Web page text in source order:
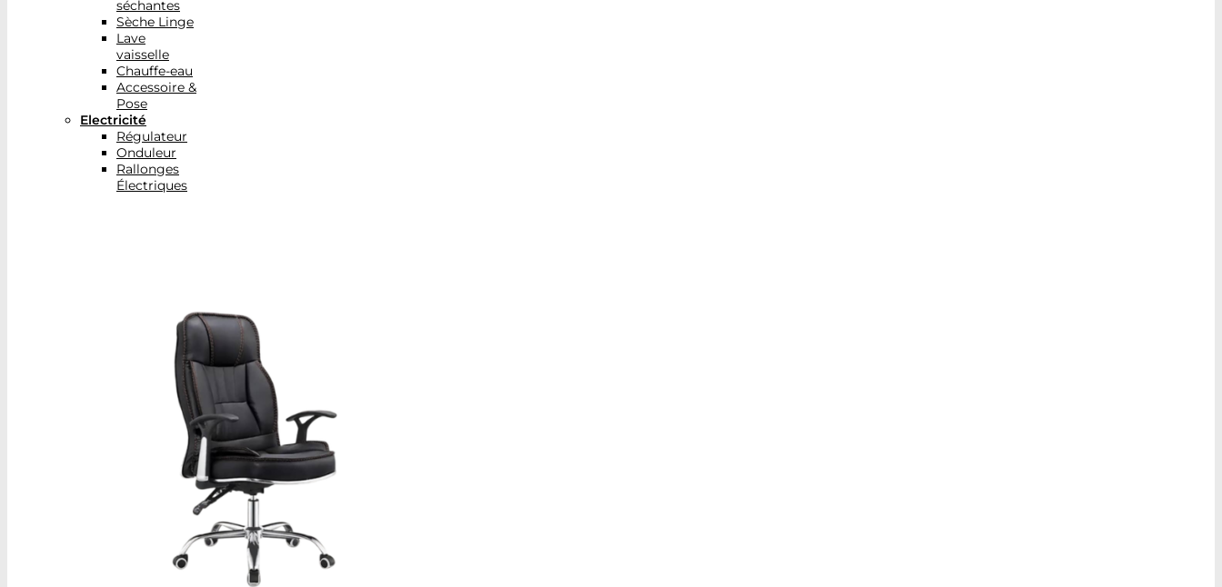
séchantes
Sèche Linge
Lave
vaisselle
Chauffe-eau
Accessoire &
Pose
Electricité
Régulateur
Onduleur
Rallonges
Électriques